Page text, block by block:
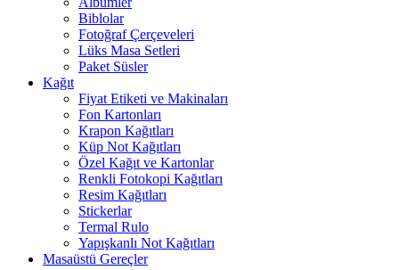
Biblolar
Fotoğraf Çerçeveleri
Lüks Masa Setleri
Paket Süsler
Kağıt
Fiyat Etiketi ve Makinaları
Fon Kartonları
Krapon Kağıtları
Küp Not Kağıtları
Özel Kağıt ve Kartonlar
Renkli Fotokopi Kağıtları
Resim Kağıtları
Stickerlar
Termal Rulo
Yapışkanlı Not Kağıtları
Masaüstü Gereçler